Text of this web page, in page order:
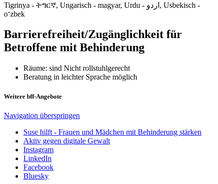
Tigrinya - ትግርኛ, Ungarisch - magyar, Urdu - اردو, Usbekisch -
o‘zbek
Barrierefreiheit/Zugänglichkeit für
Betroffene mit Behinderung
Räume: sind Nicht rollstuhlgerecht
Beratung in leichter Sprache möglich
Weitere bff-Angebote
Navigation überspringen
Suse hilft - Frauen und Mädchen mit Behinderung stärken
Aktiv gegen digitale Gewalt
Instagram
LinkedIn
Facebook
Bluesky